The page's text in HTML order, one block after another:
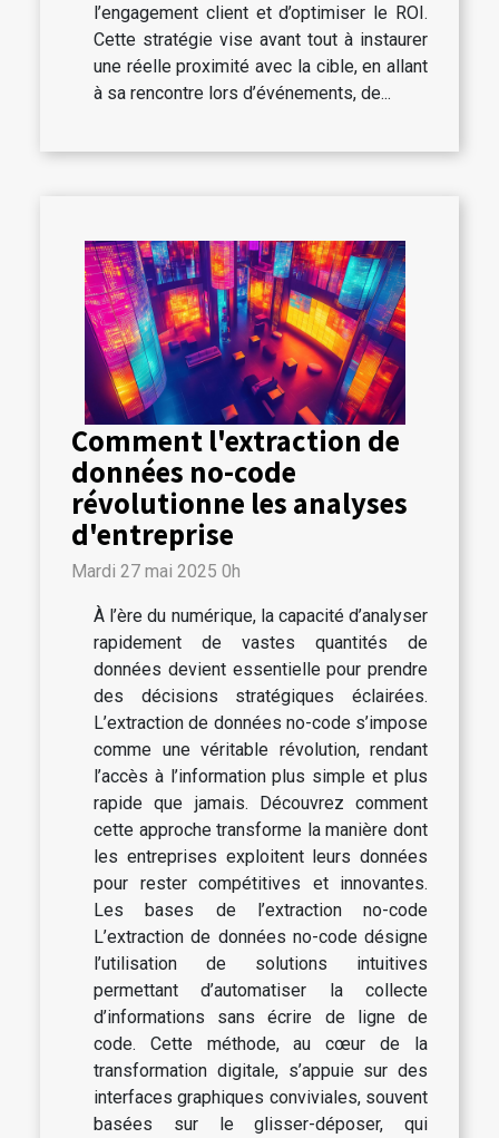
l’engagement client et d’optimiser le ROI.
Cette stratégie vise avant tout à instaurer
une réelle proximité avec la cible, en allant
à sa rencontre lors d’événements, de...
Comment l'extraction de
données no-code
révolutionne les analyses
d'entreprise
Mardi 27 mai 2025 0h
À l’ère du numérique, la capacité d’analyser
rapidement de vastes quantités de
données devient essentielle pour prendre
des décisions stratégiques éclairées.
L’extraction de données no-code s’impose
comme une véritable révolution, rendant
l’accès à l’information plus simple et plus
rapide que jamais. Découvrez comment
cette approche transforme la manière dont
les entreprises exploitent leurs données
pour rester compétitives et innovantes.
Les bases de l’extraction no-code
L’extraction de données no-code désigne
l’utilisation de solutions intuitives
permettant d’automatiser la collecte
d’informations sans écrire de ligne de
code. Cette méthode, au cœur de la
transformation digitale, s’appuie sur des
interfaces graphiques conviviales, souvent
basées sur le glisser-déposer, qui